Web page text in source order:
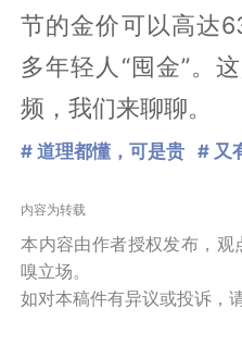
节的金价可以高达
多年轻人“囤金”。
频，我们来聊聊。
# 道理都懂，可是贵 # 又
内容为转载
本内容由作者授权发布，
嗅立场。
如对本稿件有异议或投诉，